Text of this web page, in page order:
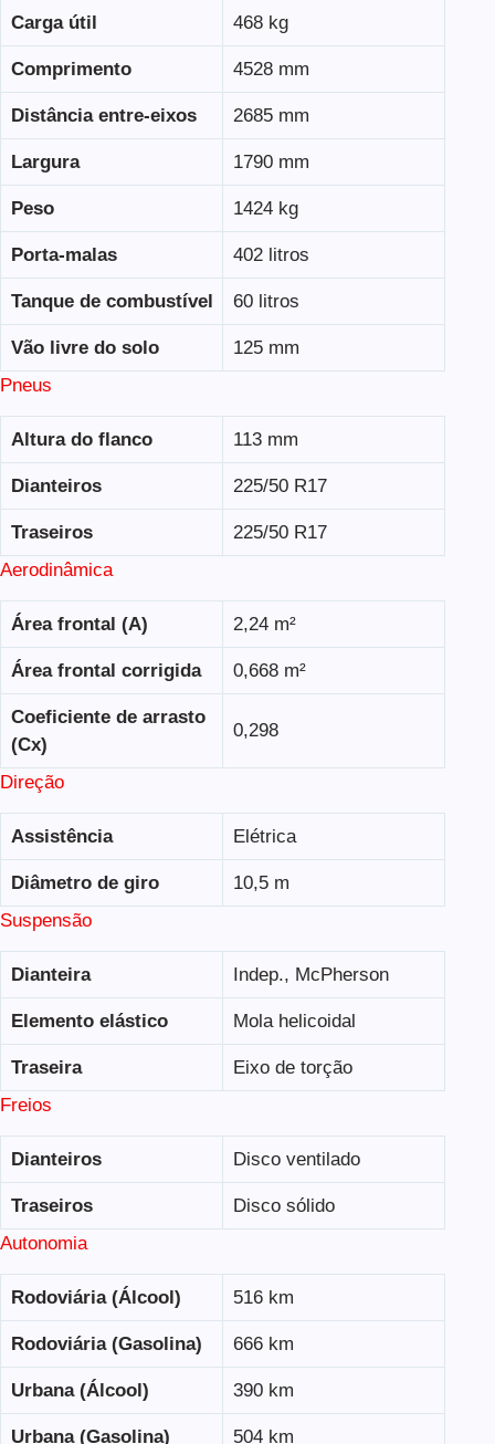
Carga útil 468 kg
Comprimento 4528 mm
Distância entre-eixos 2685 mm
Largura 1790 mm
Peso 1424 kg
Porta-malas 402 litros
Tanque de combustível 60 litros
Vão livre do solo
125 mm
Pneus
Altura do flanco 113 mm
Dianteiros 225/50 R17
Traseiros
225/50 R17
Aerodinâmica
Área frontal (A) 2,24 m²
Área frontal corrigida 0,668 m²
Coeficiente de arrasto
(Cx)
0,298
Direção
Assistência Elétrica
Diâmetro de giro
10,5 m
Suspensão
Dianteira Indep., McPherson
Elemento elástico Mola helicoidal
Traseira
Eixo de torção
Freios
Dianteiros Disco ventilado
Traseiros
Disco sólido
Autonomia
Rodoviária (Álcool) 516 km
Rodoviária (Gasolina) 666 km
Urbana (Álcool) 390 km
Urbana (Gasolina) 504 km